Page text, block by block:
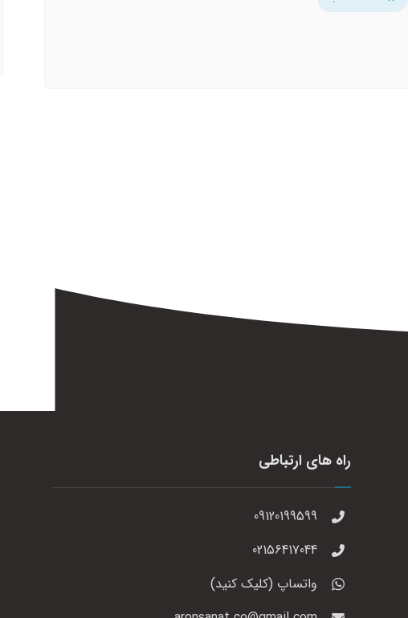
راه های ارتباطی
09120199599
02156417044
واتساپ (کلیک کنید)